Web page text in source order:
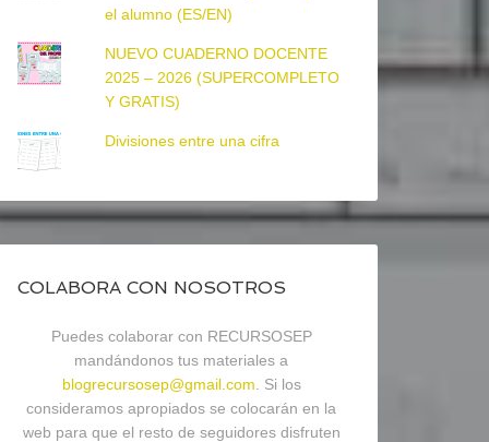
el alumno (ES/EN)
NUEVO CUADERNO DOCENTE
2025 – 2026 (SUPERCOMPLETO
Y GRATIS)
Divisiones entre una cifra
COLABORA CON NOSOTROS
Puedes colaborar con RECURSOSEP
mandándonos tus materiales a
blogrecursosep@gmail.com . Si los
consideramos apropiados se colocarán en la
web para que el resto de seguidores disfruten